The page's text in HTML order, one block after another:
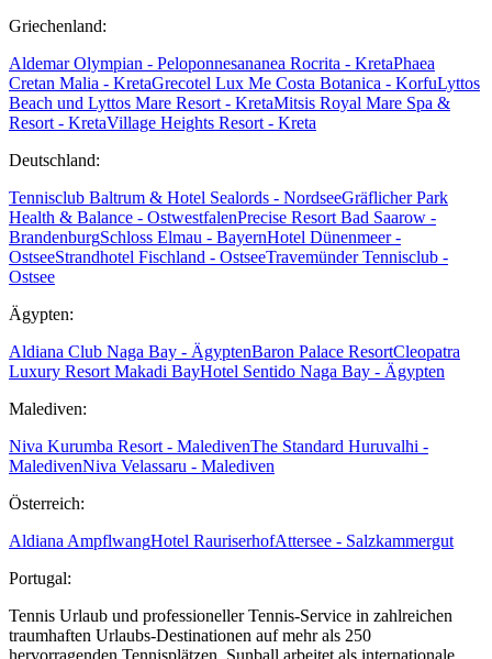
Griechenland:
Aldemar Olympian - Peloponnesananea Rocrita - KretaPhaea
Cretan Malia - KretaGrecotel Lux Me Costa Botanica - KorfuLyttos
Beach und Lyttos Mare Resort - KretaMitsis Royal Mare Spa &
Resort - KretaVillage Heights Resort - Kreta
Deutschland:
Tennisclub Baltrum & Hotel Sealords - NordseeGräflicher Park
Health & Balance - OstwestfalenPrecise Resort Bad Saarow -
BrandenburgSchloss Elmau - BayernHotel Dünenmeer -
OstseeStrandhotel Fischland - OstseeTravemünder Tennisclub -
Ostsee
Ägypten:
Aldiana Club Naga Bay - ÄgyptenBaron Palace ResortCleopatra
Luxury Resort Makadi BayHotel Sentido Naga Bay - Ägypten
Malediven:
Niva Kurumba Resort - MaledivenThe Standard Huruvalhi -
MaledivenNiva Velassaru - Malediven
Österreich:
Aldiana AmpflwangHotel RauriserhofAttersee - Salzkammergut
Portugal:
Tennis Urlaub und professioneller Tennis-Service in zahlreichen
traumhaften Urlaubs-Destinationen auf mehr als 250